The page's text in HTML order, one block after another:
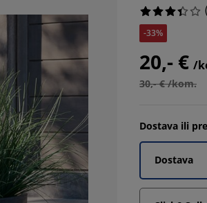
(
-33%
20,- € /
30,- € /kom.
Dostava ili
Dostava
42.857142857142854%
14.285714285714285%
14.285714285714285%
28.57142857142857%